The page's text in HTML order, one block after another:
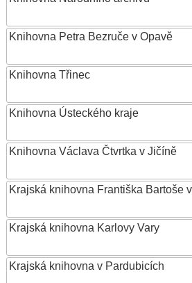
Knihovna Petra Bezruče v Opavě
Knihovna Třinec
Knihovna Ústeckého kraje
Knihovna Václava Čtvrtka v Jičíně
Krajská knihovna Františka Bartoše
Krajská knihovna Karlovy Vary
Krajská knihovna v Pardubicích